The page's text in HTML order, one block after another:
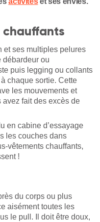
chauffants
et ses multiples pelures
débardeur ou
puis legging ou collants
chaque sortie. Cette
les mouvements et
avez fait des excès de
en cabine d’essayage
les couches dans
vêtements chauffants,
!
du corps ou plus
aisément toutes les
le pull. Il doit être doux,